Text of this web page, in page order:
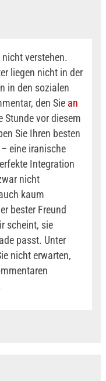
verstehen.
liegen nicht in der
in den sozialen
den Sie an
Stunde vor diesem
Sie Ihren besten
eine iranische
Integration
nicht
kaum
bester Freund
scheint, sie
passt. Unter
nicht erwarten,